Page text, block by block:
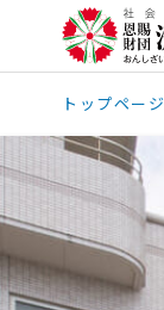
トップページ